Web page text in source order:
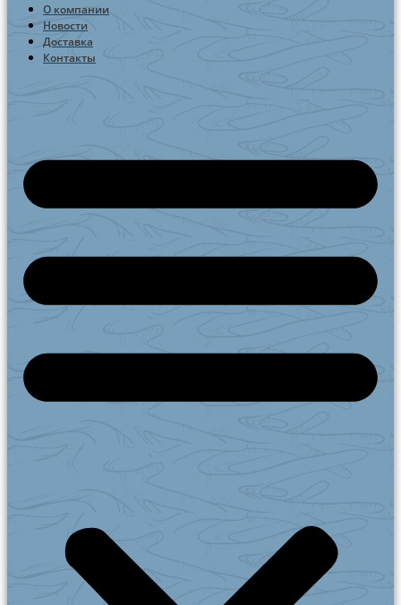
О компании
Новости
Доставка
Контакты